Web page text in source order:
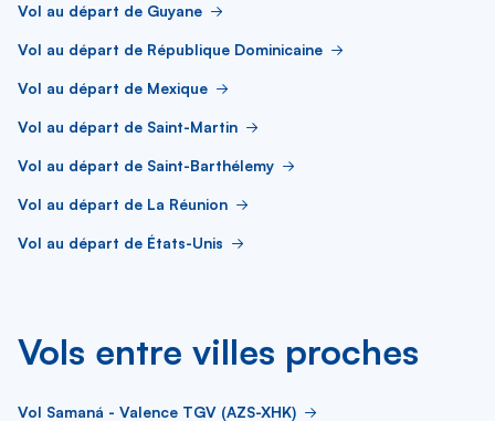
Vol au départ de Guyane
Vol au départ de République Dominicaine
Vol au départ de Mexique
Vol au départ de Saint-Martin
Vol au départ de Saint-Barthélemy
Vol au départ de La Réunion
Vol au départ de États-Unis
Vols entre villes proches
Vol Samaná - Valence TGV (AZS-XHK)